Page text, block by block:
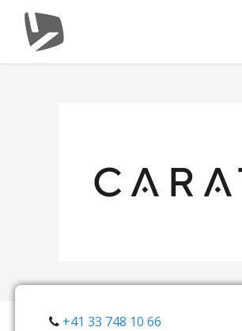
+41 33 748 10 66